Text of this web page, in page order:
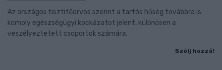
Az országos tisztifőorvos szerint a tartós hőség továbbra is
komoly egészségügyi kockázatot jelent, különösen a
veszélyeztetett csoportok számára.
Szólj hozzá!